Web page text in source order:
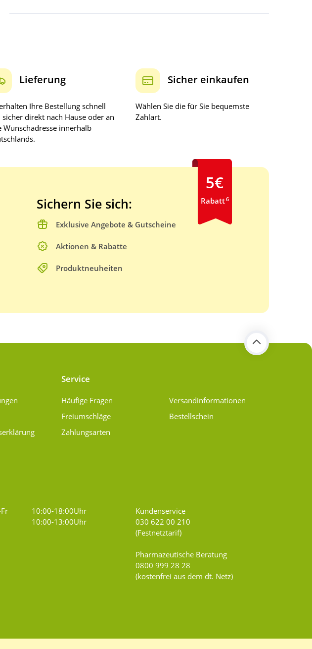
Lieferung
Ihre Bestellung schnell
sicher direkt nach Hause oder an
Wunschadresse innerhalb
Sicher einkaufen
Wählen Sie die für Sie bequemste
Zahlart.
Sichern Sie sich:
Exklusive Angebote & Gutscheine
Aktionen & Rabatte
Produktneuheiten
5€
Rabatt6
Service
Häufige Fragen
Freiumschläge
Zahlungsarten
Versand­informationen
Bestellschein
10:00-18:00Uhr
10:00-13:00Uhr
Kundenservice
030 622 00 210
(Festnetztarif)
Pharmazeutische Beratung
0800 999 28 28
(kostenfrei aus dem dt. Netz)